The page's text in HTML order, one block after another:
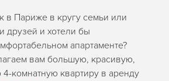
в Париже в кругу семьи или
друзей и хотели бы
апартаменте?
вам большую, красивую,
комнатную квартиру в аренду